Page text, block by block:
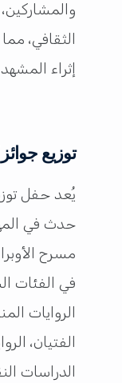
والمشاركين،
الثقافي، مما
إثراء المشهد
توزيع جوائز
يُعد حفل توزيع
حدث في
مسرح الأوبرا
في الفئات
الروايات
الفتيان،
الدراسات